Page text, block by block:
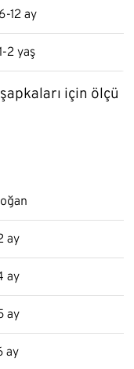
12 ay
2 yaş
için ölçü
ay
ay
ay
ay